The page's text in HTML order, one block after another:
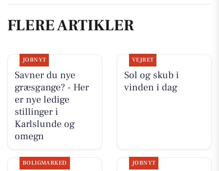
FLERE ARTIKLER
JOBNYT
Savner du nye
græsgange? - Her
er nye ledige
stillinger i
Karlslunde og
omegn
VEJRET
Sol og skub i
vinden i dag
BOLIGMARKED JOBNYT